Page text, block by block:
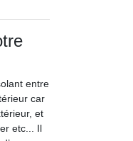
entre
car
et
etc... Il